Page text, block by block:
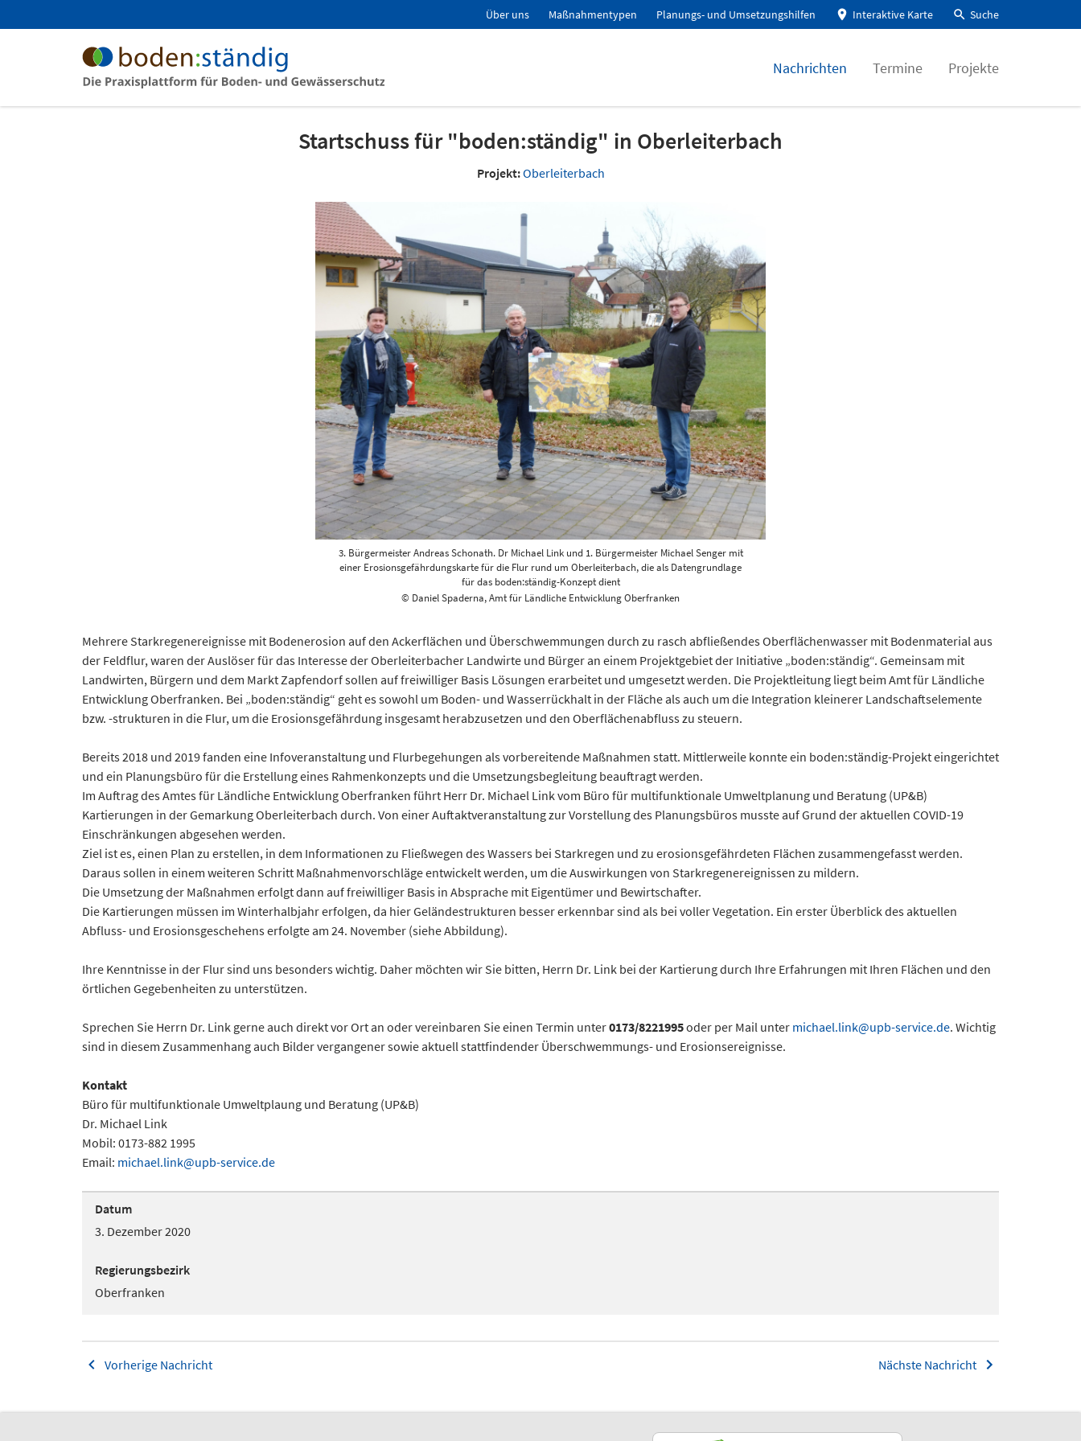
Über uns Maßnahmentypen Planungs- und Umsetzungshilfen Interaktive Karte Suche
Nachrichten Termine Projekte
Startschuss für "boden:ständig" in Oberleiterbach
Projekt:Oberleiterbach
3. Bürgermeister Andreas Schonath. Dr Michael Link und 1. Bürgermeister Michael Senger mit
einer Erosionsgefährdungskarte für die Flur rund um Oberleiterbach, die als Datengrundlage
für das boden:ständig-Konzept dient
© Daniel Spaderna, Amt für Ländliche Entwicklung Oberfranken
Mehrere Starkregenereignisse mit Bodenerosion auf den Ackerflächen und Überschwemmungen durch zu rasch abfließendes Oberflächenwasser mit Bodenmaterial aus
der Feldflur, waren der Auslöser für das Interesse der Oberleiterbacher Landwirte und Bürger an einem Projektgebiet der Initiative „boden:ständig“. Gemeinsam mit
Landwirten, Bürgern und dem Markt Zapfendorf sollen auf freiwilliger Basis Lösungen erarbeitet und umgesetzt werden. Die Projektleitung liegt beim Amt für Ländliche
Entwicklung Oberfranken. Bei „boden:ständig“ geht es sowohl um Boden- und Wasserrückhalt in der Fläche als auch um die Integration kleinerer Landschaftselemente
bzw. -strukturen in die Flur, um die Erosionsgefährdung insgesamt herabzusetzen und den Oberflächenabfluss zu steuern.
Bereits 2018 und 2019 fanden eine Infoveranstaltung und Flurbegehungen als vorbereitende Maßnahmen statt. Mittlerweile konnte ein boden:ständig-Projekt eingerichtet
und ein Planungsbüro für die Erstellung eines Rahmenkonzepts und die Umsetzungsbegleitung beauftragt werden.
Im Auftrag des Amtes für Ländliche Entwicklung Oberfranken führt Herr Dr. Michael Link vom Büro für multifunktionale Umweltplanung und Beratung (UP&B)
Kartierungen in der Gemarkung Oberleiterbach durch. Von einer Auftaktveranstaltung zur Vorstellung des Planungsbüros musste auf Grund der aktuellen COVID-19
Einschränkungen abgesehen werden.
Ziel ist es, einen Plan zu erstellen, in dem Informationen zu Fließwegen des Wassers bei Starkregen und zu erosionsgefährdeten Flächen zusammengefasst werden.
Daraus sollen in einem weiteren Schritt Maßnahmenvorschläge entwickelt werden, um die Auswirkungen von Starkregenereignissen zu mildern.
Die Umsetzung der Maßnahmen erfolgt dann auf freiwilliger Basis in Absprache mit Eigentümer und Bewirtschafter.
Die Kartierungen müssen im Winterhalbjahr erfolgen, da hier Geländestrukturen besser erkennbar sind als bei voller Vegetation. Ein erster Überblick des aktuellen
Abfluss- und Erosionsgeschehens erfolgte am 24. November (siehe Abbildung).
Ihre Kenntnisse in der Flur sind uns besonders wichtig. Daher möchten wir Sie bitten, Herrn Dr. Link bei der Kartierung durch Ihre Erfahrungen mit Ihren Flächen und den
örtlichen Gegebenheiten zu unterstützen.
Sprechen Sie Herrn Dr. Link gerne auch direkt vor Ort an oder vereinbaren Sie einen Termin unter0173/8221995oder per Mail unter michael.link@upb-service.de. Wichtig
sind in diesem Zusammenhang auch Bilder vergangener sowie aktuell stattfindender Überschwemmungs- und Erosionsereignisse.
Kontakt
Büro für multifunktionale Umweltplaung und Beratung (UP&B)
Dr. Michael Link
Mobil: 0173-882 1995
Email: michael.link@upb-service.de
Datum
3. Dezember 2020
Regierungsbezirk
Oberfranken
Vorherige Nachricht Nächste Nachricht